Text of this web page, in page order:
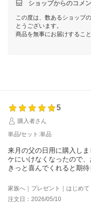
ショップからのコメ
この度は、数あるショップ
とうございます。
商品を無事にお届けするこ
また、お忙しい中レビュー
またのご来店をスタッフ一
5
購入者さん
単品/セット:単品
来月の父の日用に購入し
ケにいけなくなったので
きっと喜んでくれると期待
家族へ｜プレゼント｜はじめて
注文日：2026/05/10